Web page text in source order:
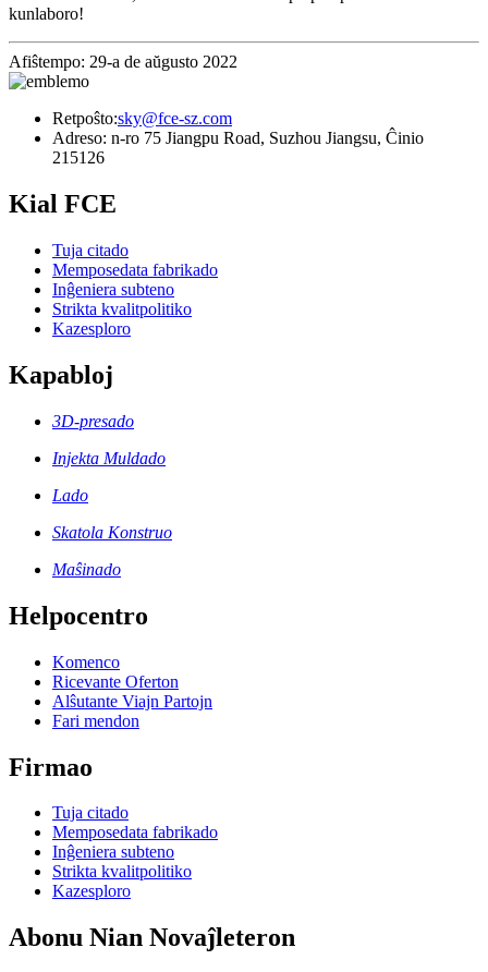
kunlaboro!
Afiŝtempo: 29-a de aŭgusto 2022
Retpoŝto:sky@fce-sz.com
Adreso: n-ro 75 Jiangpu Road, Suzhou Jiangsu, Ĉinio
215126
Kial FCE
Tuja citado
Memposedata fabrikado
Inĝeniera subteno
Strikta kvalitpolitiko
Kazesploro
Kapabloj
3D-presado
Injekta Muldado
Lado
Skatola Konstruo
Maŝinado
Helpocentro
Komenco
Ricevante Oferton
Alŝutante Viajn Partojn
Fari mendon
Firmao
Tuja citado
Memposedata fabrikado
Inĝeniera subteno
Strikta kvalitpolitiko
Kazesploro
Abonu Nian Novaĵleteron